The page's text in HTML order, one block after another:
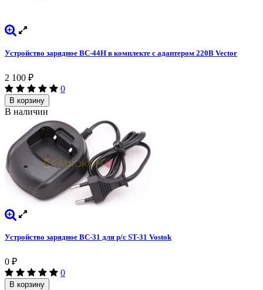
Устройство зарядное BC-44H в комплекте с адаптером 220В Vector
2 100 ₽
0
В корзину
В наличии
Устройство зарядное BC-31 для р/с ST-31 Vostok
0 ₽
0
В корзину